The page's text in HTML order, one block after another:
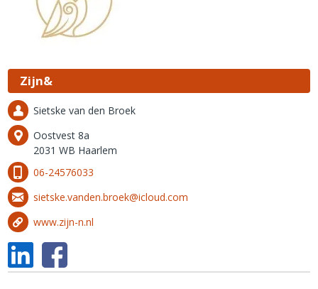
Zijn&
Sietske van den Broek
Oostvest 8a
2031 WB Haarlem
06-24576033
sietske.vanden.broek@icloud.com
www.zijn-n.nl